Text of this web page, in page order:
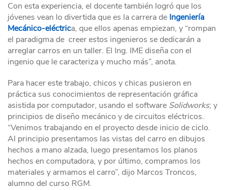
Con esta experiencia, el docente también logró que los
jóvenes vean lo divertida que es la carrera de Ingeniería
Mecánico-eléctrica, que ellos apenas empiezan, y “rompan
el paradigma de creer estos ingenieros se dedicarán a
arreglar carros en un taller. El Ing. IME diseña con el
ingenio que le caracteriza y mucho más”, anota.
Para hacer este trabajo, chicos y chicas pusieron en
práctica sus conocimientos de representación gráfica
asistida por computador, usando el software Solidworks; y
principios de diseño mecánico y de circuitos eléctricos.
“Venimos trabajando en el proyecto desde inicio de ciclo.
Al principio presentamos las vistas del carro en dibujos
hechos a mano alzada, luego presentamos los planos
hechos en computadora, y por último, compramos los
materiales y armamos el carro”, dijo Marcos Troncos,
alumno del curso RGM.